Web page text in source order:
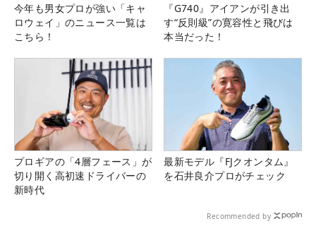
今年も男女プロが強い「キャ
ロウェイ」のニュース一覧は
こちら！
『G740』アイアンが引き出
す“反則級”の寛容性と飛びは
本当だった！
プロギアの「4層フェース」が
切り開く高初速ドライバーの
新時代
最新モデル『FJクオンタム』
を石井良介プロがチェック
Recommended by